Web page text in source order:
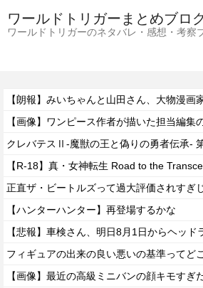
ワールドトリガーまとめブロ
ワールドトリガーのネタバレ・感想・考察
【画像】ワンピース作者が描いた担当編集
正直ザ・ビートルズって過大評価されすぎ
【ハンターハンター】再登場するかな
フィギュアの出来の良い悪いの基準ってど
【画像】最近の高級ミニバンの顔キモすぎ